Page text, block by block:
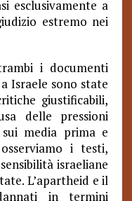
esclusivamente a
estremo nei
i documenti
Israele sono state
giustificabili,
delle pressioni
sui media prima e
i testi,
israeliane
L’apartheid e il
in termini